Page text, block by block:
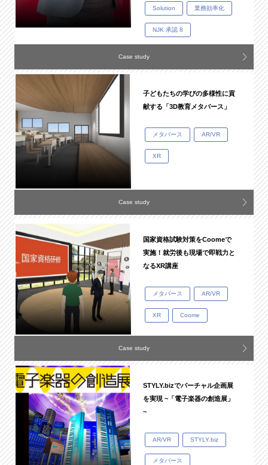
Case study
Solution 業務効率化
NJK 承認 8
Case study
子どもたちの学びの多様性に貢
献する「3D教育メタバース」
メタバース AR/VR
XR
Case study
国家資格試験対策をCoomeで
実施！就労後も現場で即戦力と
なるXR講座
メタバース AR/VR
XR Coome
STYLY.bizでバーチャル企画展
を実現 ~「電子楽器の創造展」
~
AR/VR STYLY.biz
メタバース